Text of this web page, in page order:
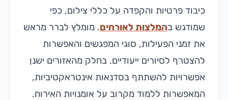
כיבוד פרטיות והקפדה על כללי צילום, כפי
שמודגש בהמלצות לאורחים. מומלץ לברר מראש
את זמני הפעילות, סוגי המפגשים והאפשרות
להצטרף לסיורים ייעודיים. בחלק מהאזורים ישנן
אפשרויות להשתתף בסדנאות אינטראקטיביות,
המאפשרות ללמוד מקרוב על אומנויות האירוח.